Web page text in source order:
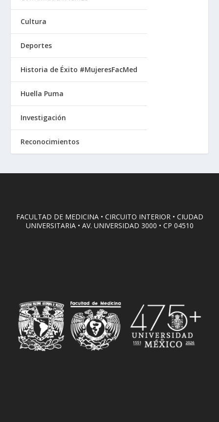
Cultura
Deportes
Historia de Éxito #MujeresFacMed
Huella Puma
Investigación
Reconocimientos
FACULTAD DE MEDICINA • CIRCUITO INTERIOR • CIUDAD
UNIVERSITARIA • AV. UNIVERSIDAD 3000 • CP 04510